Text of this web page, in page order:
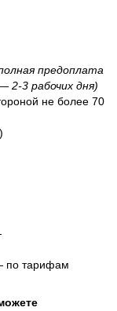
предоплата
2-3 рабочих дня)
не более 70
по тарифам